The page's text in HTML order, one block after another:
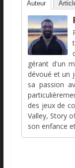
Auteur
gérant d'un
dévoué et un
sa passion
des jeux de
Valley, Story
son enfance